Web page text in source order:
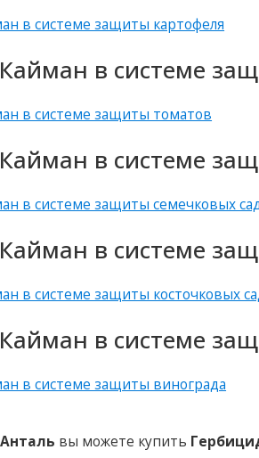
в системе
в системе
в системе
в системе
вы можете купить